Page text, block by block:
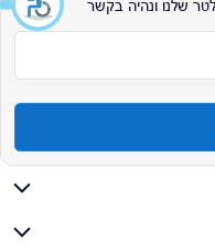
שלנו ונהיה בקשר